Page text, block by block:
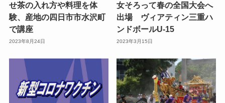
せ茶の入れ方や料理を体
験、産地の四日市市水沢町
で講座
2023年8月24日
女そろって春の全国大会へ
出場 ヴィアティン三重ハ
ンドボールU-15
2023年3月15日